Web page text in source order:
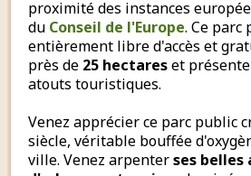
proximité des instances
du Conseil de l'Europe. Ce parc
entièrement libre d'accès et
près de 25 hectareset
atouts touristiques.
Venez apprécier ce parc public
siècle, véritable bouffée
ville. Venez arpenterses belles